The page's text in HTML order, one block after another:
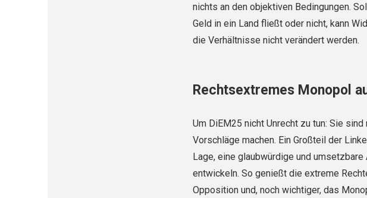
nichts an den objektiven Bedingungen.
Geld in ein Land fließt oder nicht, kann
die Verhältnisse nicht verändert werden.
Rechtsextremes Monopol
Um DiEM25 nicht Unrecht zu tun: Sie
Vorschläge machen. Ein Großteil der
Lage, eine glaubwürdige und
entwickeln. So genießt die extreme
Opposition und, noch wichtiger, das